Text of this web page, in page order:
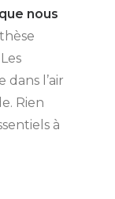
nous
Les
dans l’air
Rien
à